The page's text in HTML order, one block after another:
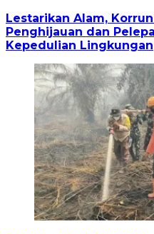
Lestarikan Alam,
Penghijauan dan
Kepedulian Lingkungan